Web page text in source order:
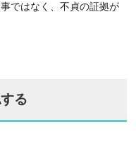
ではなく、不貞の証拠が
る